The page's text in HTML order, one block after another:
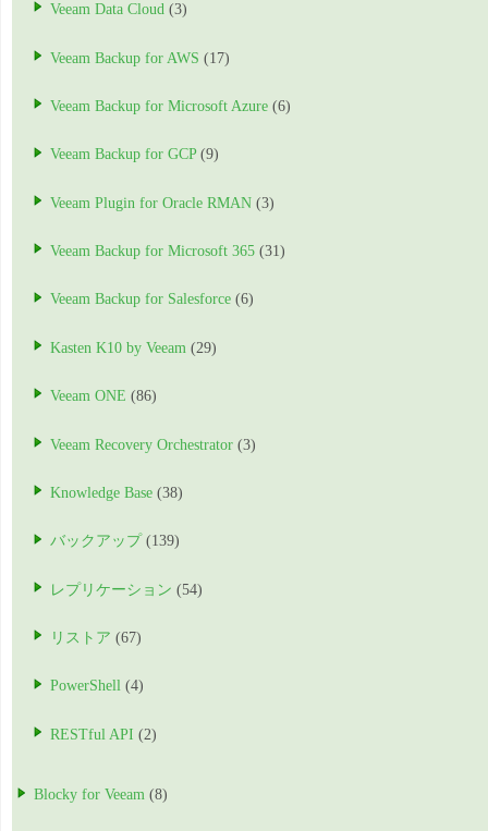
Veeam Data Cloud (3)
Veeam Backup for AWS (17)
Veeam Backup for Microsoft Azure (6)
Veeam Backup for GCP(9)
Veeam Plugin for Oracle RMAN (3)
Veeam Backup for Microsoft 365 (31)
Veeam Backup for Salesforce (6)
Kasten K10 by Veeam (29)
Veeam ONE (86)
Veeam Recovery Orchestrator (3)
Knowledge Base (38)
バックアップ (139)
レプリケーション (54)
リストア (67)
PowerShell (4)
RESTful API (2)
Blocky for Veeam (8)